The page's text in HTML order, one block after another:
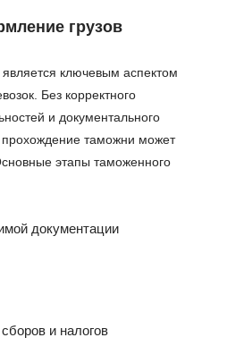
грузов
ключевым аспектом
Без корректного
и документального
таможни может
этапы таможенного
документации
и налогов